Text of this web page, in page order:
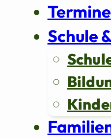
Termine
Schule